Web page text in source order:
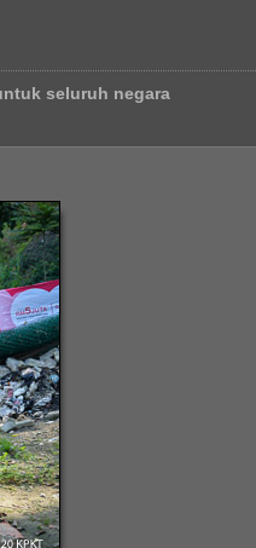
seluruh negara